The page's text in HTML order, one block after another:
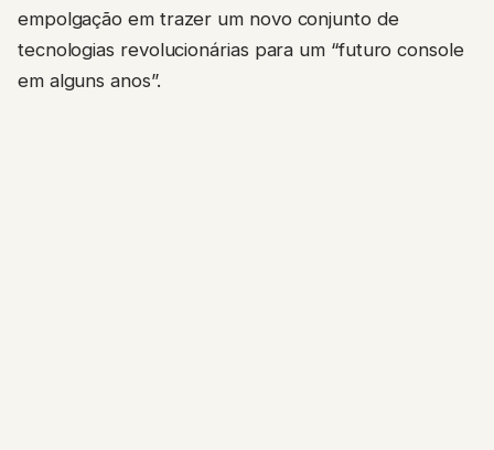
empolgação em trazer um novo conjunto de
tecnologias revolucionárias para um “futuro console
em alguns anos”.